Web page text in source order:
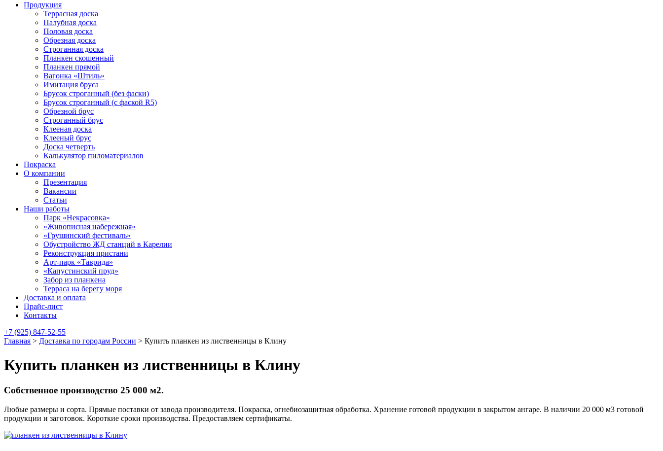
Продукция
Террасная доска
Палубная доска
Половая доска
Обрезная доска
Строганная доска
Планкен скошенный
Планкен прямой
Вагонка «Штиль»
Имитация бруса
Брусок строганный (без фаски)
Брусок строганный (с фаской R5)
Обрезной брус
Строганный брус
Клееная доска
Клееный брус
Доска четверть
Калькулятор пиломатериалов
Покраска
О компании
Презентация
Вакансии
Статьи
Наши работы
Парк «Некрасовка»
«Живописная набережная»
«Грушинский фестиваль»
Обустройство ЖД станций в Карелии
Реконструкция пристани
Арт-парк «Таврида»
«Капустинский пруд»
Забор из планкена
Терраса на берегу моря
Доставка и оплата
Прайс-лист
Контакты
+7 (925) 847-52-55
Главная > Доставка по городам России > Купить планкен из лиственницы в Клину
Купить планкен из лиственницы в Клину
Собственное производство 25 000 м2.
Любые размеры и сорта. Прямые поставки от завода производителя. Покраска, огнебиозащитная обработка. Хранение готовой продукции в закрытом ангаре. В наличии 20 000 м3 готовой
продукции и заготовок. Короткие сроки производства. Предоставляем сертификаты.